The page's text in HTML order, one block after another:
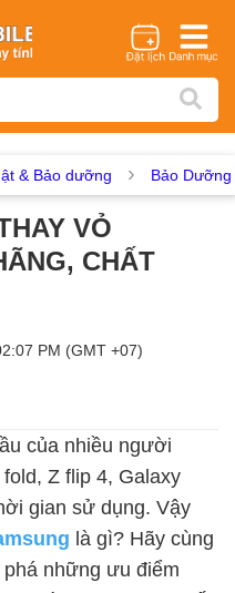
Oppo Xiaomi Realme Vivo
LG Tecno
Thay main Unlock - Mở Khoá
hình Google Pixel
Pin Oppo Pin Xiaomi
& Bảo dưỡng Bảo
VỎ
CHẤT
PM (GMT +07)
của nhiều người
Z flip 4, Galaxy
gian sử dụng. Vậy
là gì? Hãy cùng
phá những ưu điểm